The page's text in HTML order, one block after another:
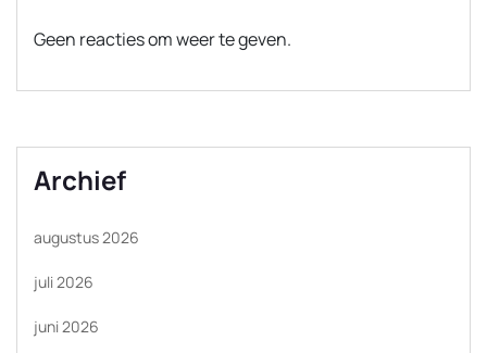
Geen reacties om weer te geven.
Archief
augustus 2026
juli 2026
juni 2026